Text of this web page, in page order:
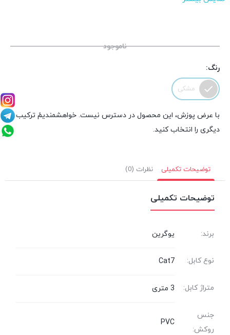
روکش شیلد::
ناموجود
رنگ:
مشکی
با عرض پوزش، این محصول در دسترس نیست. خواهشمندیمً ترکیب
دیگری را انتخاب کنید.
توضیحات تکمیلی نظرات (0)
توضیحات تکمیلی
برند: یوگرین
نوع کابل: Cat7
متراژ کابل: 3 متری
جنس
روکش:
PVC